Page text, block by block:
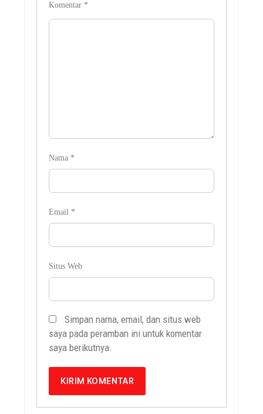
Komentar *
Nama *
Email *
Situs Web
Simpan nama, email, dan situs web
saya pada peramban ini untuk komentar
saya berikutnya.